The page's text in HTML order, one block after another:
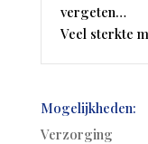
vergeten…
Veel sterkte
Mogelijkheden:
Verzorging